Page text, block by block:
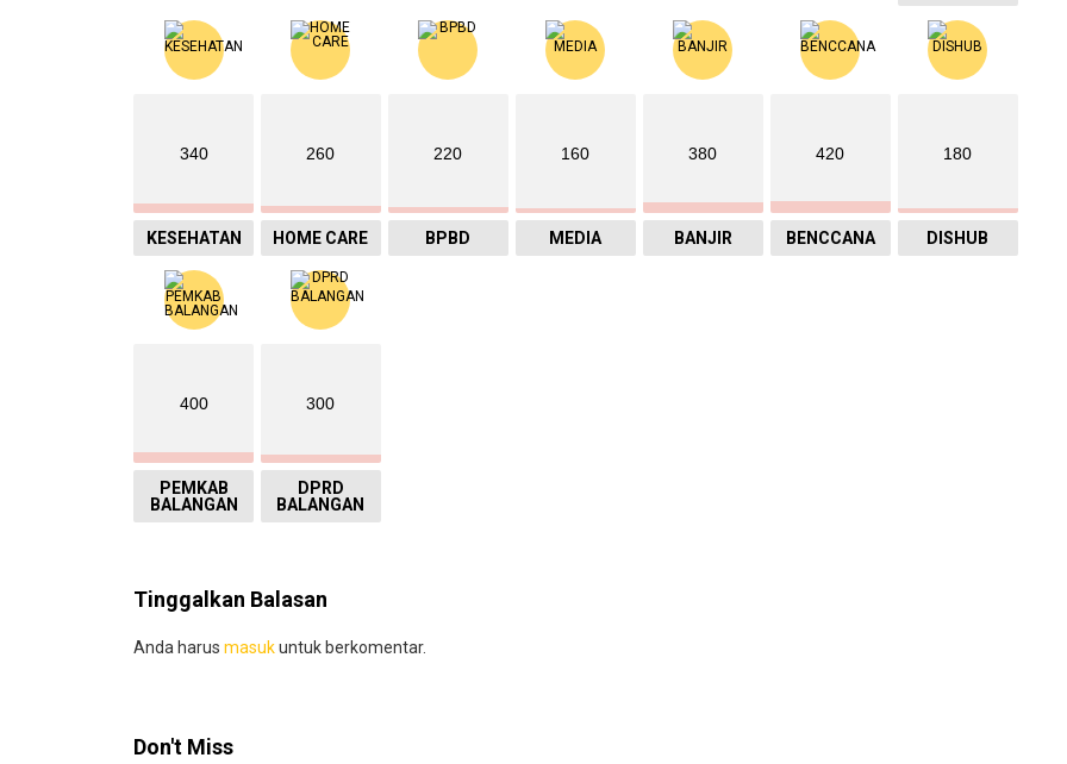
340
KESEHATAN
260
HOME CARE
220
BPBD
160
MEDIA
380
BANJIR
420
BENCCANA
180
DISHUB
400
PEMKAB
BALANGAN
300
DPRD
BALANGAN
Tinggalkan Balasan
Anda harus masukuntuk berkomentar.
Don't Miss